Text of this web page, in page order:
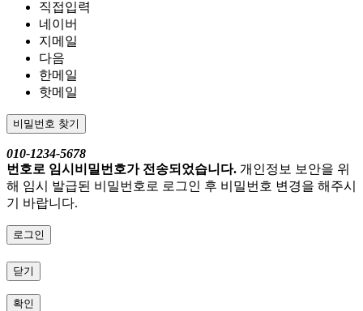
직접입력
네이버
지메일
다음
한메일
핫메일
비밀번호 찾기
010-1234-5678
번호로 임시비밀번호가 전송되었습니다. 개인정보 보안을 위
해 임시 발급된 비밀번호로 로그인 후 비밀번호 변경을 해주시
기 바랍니다.
로그인
닫기
확인